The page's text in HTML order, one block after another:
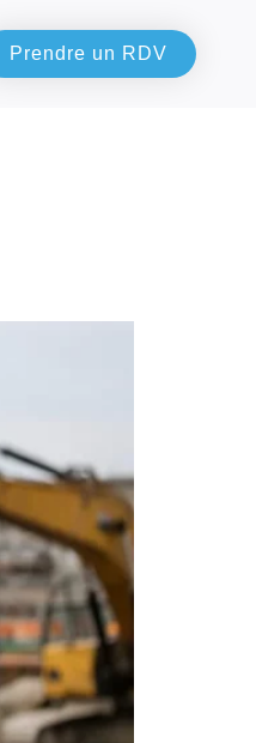
Prendre un RDV